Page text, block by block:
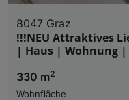
8047 Graz
!!!NEU Attraktives
| Haus | Wohnung
330 m2
Wohnfläche